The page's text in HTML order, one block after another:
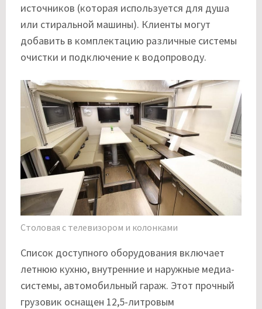
источников (которая используется для душа
или стиральной машины). Клиенты могут
добавить в комплектацию различные системы
очистки и подключение к водопроводу.
Столовая с телевизором и колонками
Список доступного оборудования включает
летнюю кухню, внутренние и наружные медиа-
системы, автомобильный гараж. Этот прочный
грузовик оснащен 12,5-литровым